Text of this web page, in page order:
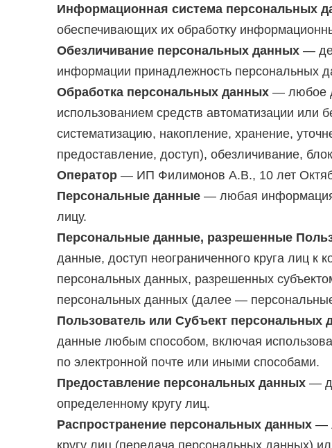
Информационная система персональных
обеспечивающих их обработку
Обезличивание персональных данных —
информации принадлежность персональных
Обработка персональных данных — любое
использованием средств автоматизации или
систематизацию, накопление, хранение,
предоставление, доступ), обезличивание,
Оператор — ИП Филимонов А.В., 10 лет
Персональные данные — любая
лицу.
Персональные данные, разрешенные
данные, доступ неограниченного круга лиц к
персональных данных, разрешенных
персональных данных (далее —
Пользователь или Субъект персональных
данные любым способом, включая
по электронной почте или иными способами.
Предоставление персональных данных —
определенному кругу лиц.
Распространение персональных данных —
кругу лиц (передача персональных данных)